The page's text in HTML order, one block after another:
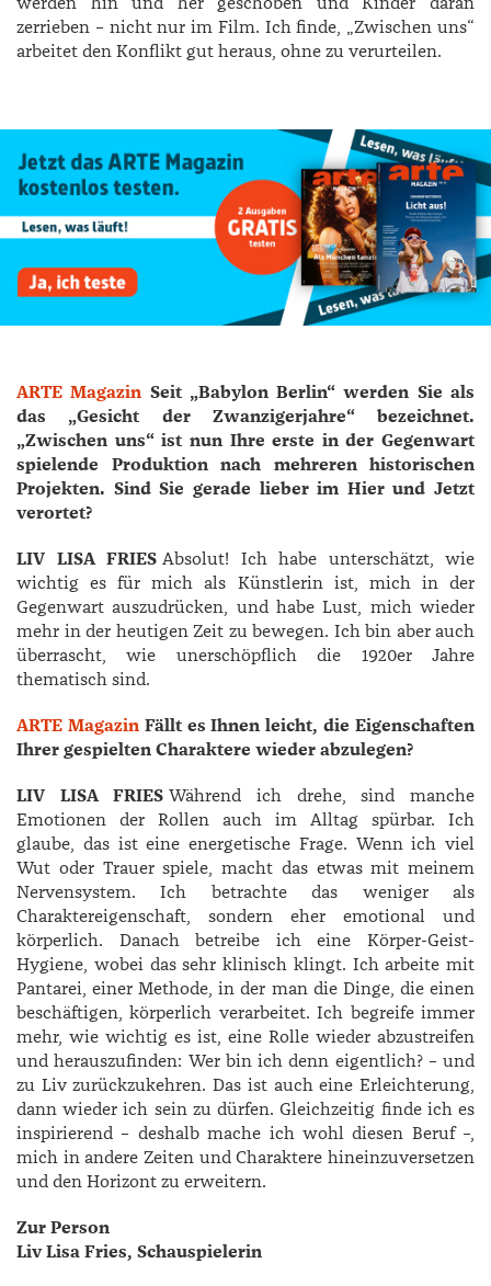
zerrieben – nicht nur im Film. Ich finde, „Zwischen uns“
arbeitet den Konflikt gut heraus, ohne zu verurteilen.
ARTE Magazin Seit „Babylon Berlin“ werden Sie als
das „Gesicht der Zwanzigerjahre“ bezeichnet.
„Zwischen uns“ ist nun Ihre erste in der Gegenwart
spielende Produktion nach mehreren historischen
Projekten. Sind Sie gerade lieber im Hier und Jetzt
verortet?
LIV LISA FRIES Absolut! Ich habe unterschätzt, wie
wichtig es für mich als Künstlerin ist, mich in der
Gegenwart auszudrücken, und habe Lust, mich wieder
mehr in der heutigen Zeit zu bewegen. Ich bin aber auch
überrascht, wie unerschöpflich die 1920er Jahre
thematisch sind.
ARTE Magazin Fällt es Ihnen leicht, die Eigenschaften
Ihrer gespielten Charaktere wieder abzulegen?
LIV LISA FRIES Während ich drehe, sind manche
Emotionen der Rollen auch im Alltag spürbar. Ich
glaube, das ist eine energetische Frage. Wenn ich viel
Wut oder Trauer spiele, macht das etwas mit meinem
Nervensystem. Ich betrachte das weniger als
Charaktereigenschaft, sondern eher emotional und
körperlich. Danach betreibe ich eine Körper-Geist-
Hygiene, wobei das sehr klinisch klingt. Ich arbeite mit
Pantarei, einer Methode, in der man die Dinge, die einen
beschäftigen, körperlich verarbeitet. Ich begreife immer
mehr, wie wichtig es ist, eine Rolle wieder abzustreifen
und herauszufinden: Wer bin ich denn eigentlich? – und
zu Liv zurückzukehren. Das ist auch eine Erleichterung,
dann wieder ich sein zu dürfen. Gleichzeitig finde ich es
inspirierend – deshalb mache ich wohl diesen Beruf –,
mich in andere Zeiten und Charaktere hineinzuversetzen
und den Horizont zu erweitern.
Zur Person
Liv Lisa Fries, Schauspielerin